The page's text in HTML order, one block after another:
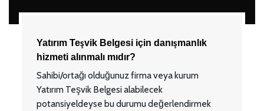
Yatırım Teşvik Belgesi için danışmanlık
hizmeti alınmalı mıdır?
Sahibi/ortağı olduğunuz firma veya kurum
Yatırım Teşvik Belgesi alabilecek
potansiyeldeyse bu durumu değerlendirmek